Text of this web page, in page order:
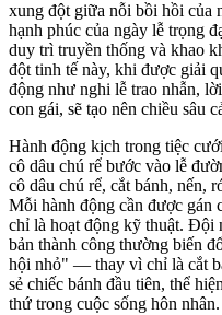
xung đột giữa nỗi bồi hồi của
hạnh phúc của ngày lễ trọng
duy trì truyền thống và khao
đột tinh tế này, khi được giải
động như nghi lễ trao nhẫn,
con gái, sẽ tạo nên chiều sâu
Hành động kịch trong tiệc
cô dâu chú rể bước vào lễ
cô dâu chú rể, cắt bánh, nến,
Mỗi hành động cần được gán
chỉ là hoạt động kỹ thuật. Đội
bản thành công thường biến
hội nhỏ" — thay vì chỉ là cắt
sẻ chiếc bánh đầu tiên, thể
thứ trong cuộc sống hôn nhân.